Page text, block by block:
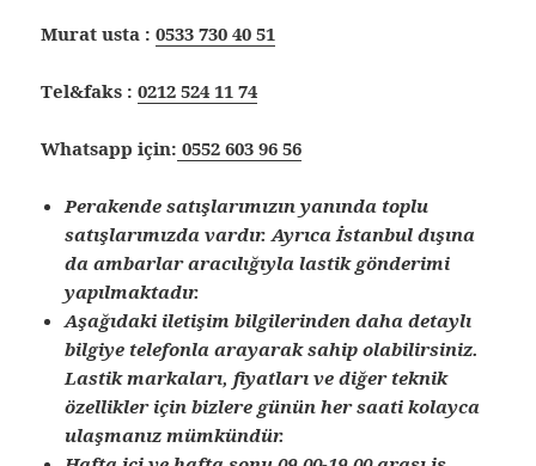
Murat usta :0533 730 40 51
Tel&faks :0212 524 11 74
Whatsapp için: 0552 603 96 56
Perakende satışlarımızın yanında toplu
satışlarımızda vardır. Ayrıca İstanbul dışına
da ambarlar aracılığıyla lastik gönderimi
yapılmaktadır.
Aşağıdaki iletişim bilgilerinden daha detaylı
bilgiye telefonla arayarak sahip olabilirsiniz.
Lastik markaları, fiyatları ve diğer teknik
özellikler için bizlere günün her saati kolayca
ulaşmanız mümkündür.